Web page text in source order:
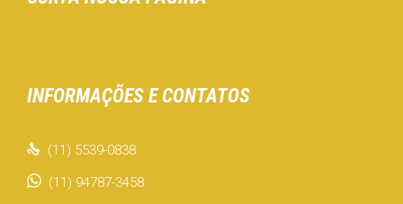
INFORMAÇÕES E CONTATOS
 (11) 5539-0838
(11) 94787-3458